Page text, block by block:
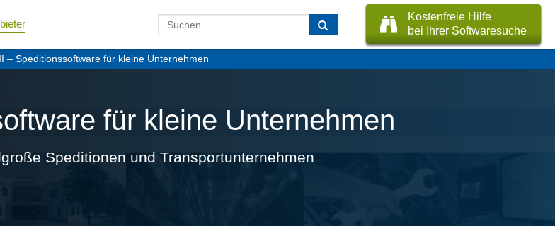
Kostenfreie Hilfe
bei Ihrer Softwaresuche
– Speditionssoftware für kleine Unternehmen
für kleine Unternehmen
Speditionen und Transportunternehmen